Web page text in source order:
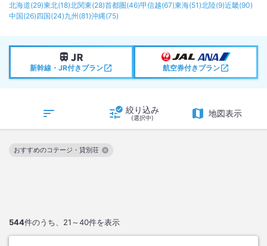
北海道(29)東北(18)北関東(28)首都圏(46)甲信越(67)東海(51)北陸(9)近畿(90)
中国(26)四国(24)九州 (81)沖縄(75)
新幹線・JR付きプラン 航空券付きプラン
絞り込み
(選択中) 地図表示
544件のうち、 21～40件を表示
おすすめのコテージ・貸別荘
この絞り込み条件を解除